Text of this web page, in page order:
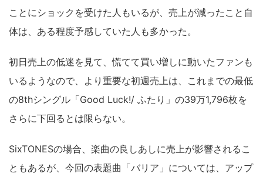
ことにショックを受けた人もいるが、売上が減ったこと自
体は、ある程度予感していた人も多かった。
初日売上の低迷を見て、慌てて買い増しに動いたファンも
いるようなので、より重要な初週売上は、これまでの最低
の8thシングル「Good Luck!/ ふたり」の39万1,796枚を
さらに下回るとは限らない。
SixTONESの場合、楽曲の良しあしに売上が影響されるこ
ともあるが、今回の表題曲「バリア」については、アップ